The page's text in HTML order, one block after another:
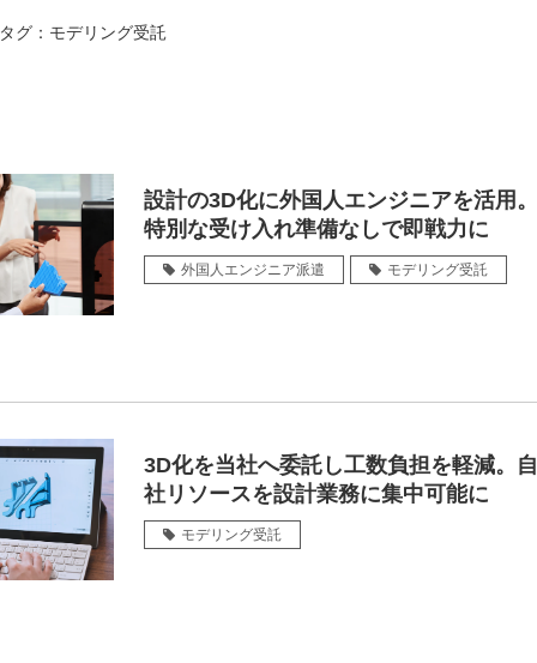
タグ：モデリング受託
設計の3D化に外国人エンジニアを活用。
特別な受け入れ準備なしで即戦力に
外国人エンジニア派遣 モデリング受託
3D化を当社へ委託し工数負担を軽減。自
社リソースを設計業務に集中可能に
モデリング受託